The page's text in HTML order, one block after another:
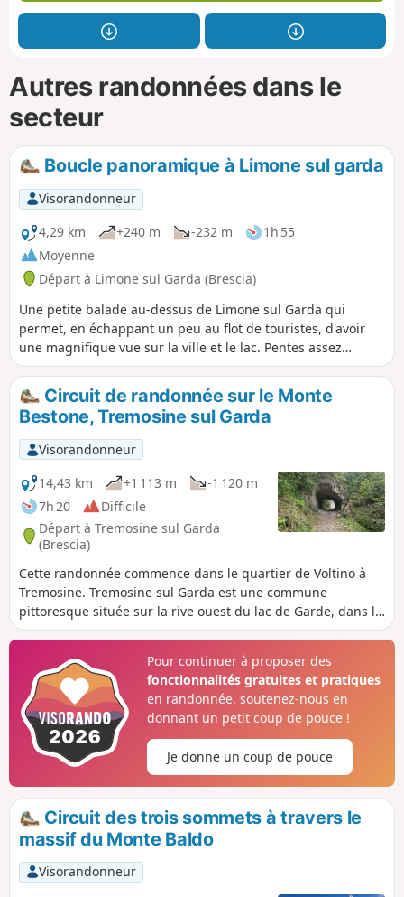
Autres randonnées dans le
secteur
Boucle panoramique à Limone sul garda
Visorandonneur
4,29 km
+240 m -232 m
1h 55
Moyenne
Départ à Limone sul Garda (Brescia)
Une petite balade au-dessus de Limone sul Garda qui
permet, en échappant un peu au flot de touristes, d'avoir
une magnifique vue sur la ville et le lac. Pentes assez
raides, mais le sentier est très bien équipé aux endroits
difficiles et bien sécurisé.
Circuit de randonnée sur le Monte
Bestone, Tremosine sul Garda
Visorandonneur
14,43 km
+1 113 m
-1 120 m
7h 20
Difficile
Départ à Tremosine sul Garda
(Brescia)
Cette randonnée commence dans le quartier de Voltino à
Tremosine. Tremosine sul Garda est une commune
pittoresque située sur la rive ouest du lac de Garde, dans le
nord de l'Italie. Elle est perchée sur un plateau et offre une
La région de randonnée autour de Tremosine est variée et
traverse des forêts luxuriantes, des prairies de montagne
idylliques et longe d'impressionnantes falaises rocheuses.
Tremosine fait partie du parc naturel Parco Alto Garda
Bresciano.
Pour continuer à proposer des
fonctionnalités gratuites et pratiques
en randonnée, soutenez-nous en
donnant un petit coup de pouce !
Je donne un coup de pouce
Circuit des trois sommets à travers le
massif du Monte Baldo
Visorandonneur